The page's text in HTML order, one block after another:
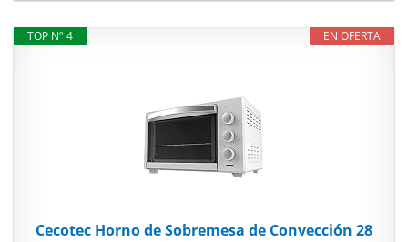
EN OFERTA
TOP Nº 4
Cecotec Horno de Sobremesa de Convección 28